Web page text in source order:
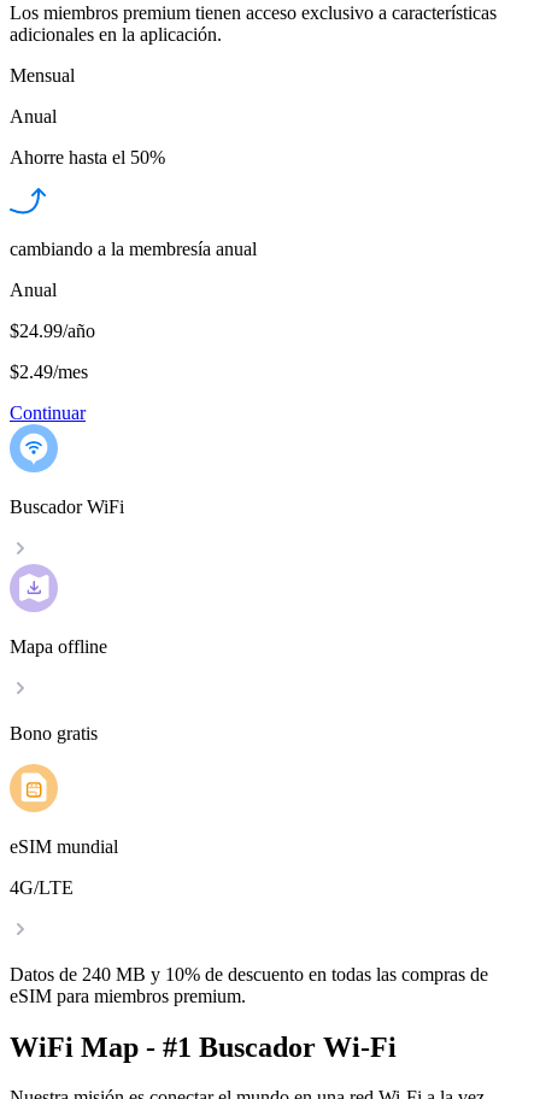
Los miembros premium tienen acceso exclusivo a características
adicionales en la aplicación.
Mensual
Anual
Ahorre hasta el 50%
cambiando a la membresía anual
Anual
$24.99/año
$2.49/mes
Continuar
Buscador WiFi
Mapa offline
Bono gratis
eSIM mundial
4G/LTE
Datos de 240 MB y 10% de descuento en todas las compras de
eSIM para miembros premium.
WiFi Map - #1 Buscador Wi-Fi